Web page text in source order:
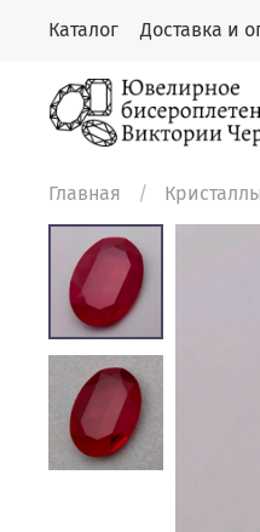
Каталог Доставка и
Главная